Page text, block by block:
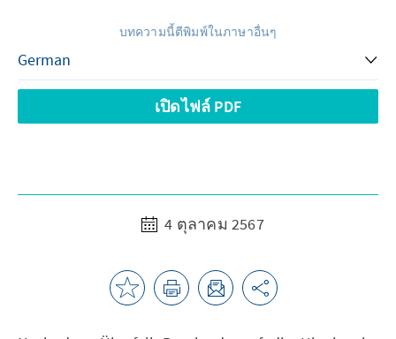
บทความนี้ตีพิมพ์ในภาษาอื่นๆ
เปิดไฟล์ PDF
4 ตุลาคม 2567